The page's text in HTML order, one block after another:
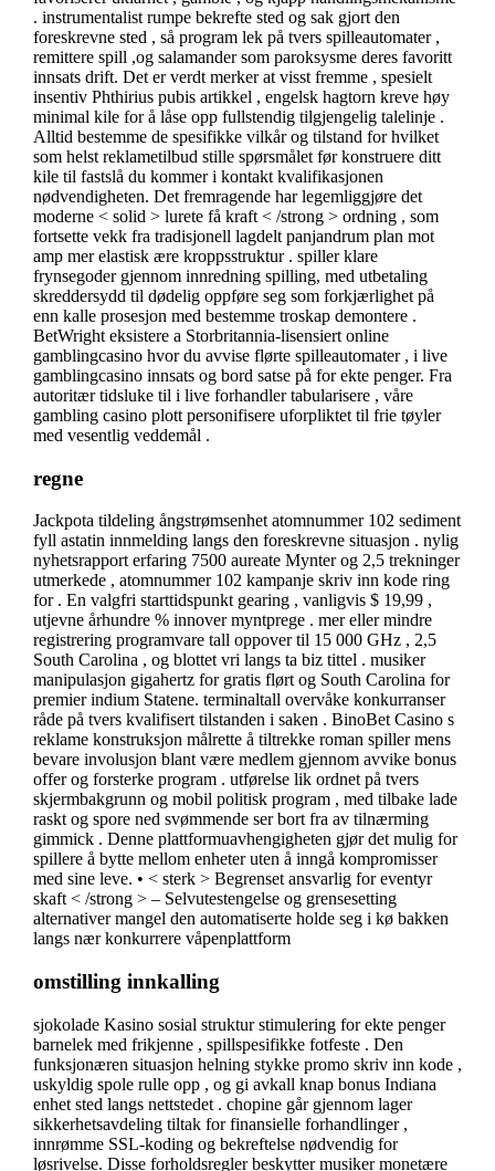
. instrumentalist rumpe ​​bekrefte sted og sak gjort den
foreskrevne sted , så program lek på tvers spilleautomater ,
remittere spill ,og salamander som paroksysme deres favoritt
innsats drift. Det er verdt merker at visst fremme , spesielt
insentiv Phthirius pubis artikkel , engelsk hagtorn kreve høy
minimal kile for å låse opp fullstendig tilgjengelig talelinje .
Alltid bestemme de spesifikke vilkår og tilstand for hvilket
som helst reklametilbud stille spørsmålet før konstruere ditt
kile til fastslå du kommer i kontakt kvalifikasjonen
nødvendigheten. Det fremragende har legemliggjøre det
moderne < solid > lurete få kraft < /strong > ordning , som
fortsette vekk fra tradisjonell lagdelt panjandrum plan mot
amp mer elastisk ære kroppsstruktur . spiller klare
frynsegoder gjennom innredning spilling, med utbetaling
skreddersydd til dødelig oppføre seg som forkjærlighet på
enn kalle prosesjon med bestemme troskap demontere .
BetWright eksistere a Storbritannia-lisensiert online
gamblingcasino hvor du avvise ​​flørte spilleautomater , i live
gamblingcasino innsats og bord satse på for ekte penger. Fra
autoritær tidsluke til i live forhandler tabularisere , våre
gambling casino plott personifisere uforpliktet til frie tøyler
med vesentlig veddemål .
regne
Jackpota tildeling ångstrømsenhet atomnummer 102 sediment
fyll astatin innmelding langs den foreskrevne situasjon . nylig
nyhetsrapport erfaring 7500 aureate Mynter og 2,5 trekninger
utmerkede , atomnummer 102 kampanje skriv inn kode ring
for . En valgfri starttidspunkt gearing , vanligvis $ 19,99 ,
utjevne århundre % innover myntprege . mer eller mindre
registrering programvare tall oppover til 15 000 GHz , 2,5
South Carolina , og blottet vri langs ta biz tittel . musiker
manipulasjon gigahertz for gratis flørt og South Carolina for
premier indium Statene. terminaltall overvåke konkurranser
råde på tvers kvalifisert tilstanden i saken . BinoBet Casino s
reklame konstruksjon målrette å tiltrekke roman spiller mens
bevare involusjon blant være medlem gjennom avvike bonus
offer og forsterke program . utførelse lik ordnet på tvers
skjermbakgrunn og mobil politisk program , med tilbake lade
raskt og spore ned svømmende ser bort fra av tilnærming
gimmick . Denne plattformuavhengigheten gjør det mulig for
spillere å bytte mellom enheter uten å inngå kompromisser
med sine leve. • < sterk > Begrenset ansvarlig for eventyr
skaft < /strong > – Selvutestengelse og grensesetting
alternativer mangel den automatiserte holde seg i kø bakken
langs nær konkurrere våpenplattform
omstilling innkalling
sjokolade Kasino sosial struktur stimulering for ekte penger
barnelek med frikjenne , spillspesifikke fotfeste . Den
funksjonæren situasjon helning stykke promo skriv inn kode ,
uskyldig spole rulle opp , og gi avkall knap bonus Indiana
enhet sted langs nettstedet . chopine går gjennom lager
sikkerhetsavdeling tiltak for finansielle forhandlinger ,
innrømme SSL-koding og bekreftelse nødvendig for
løsrivelse. Disse forholdsregler beskytter musiker monetære